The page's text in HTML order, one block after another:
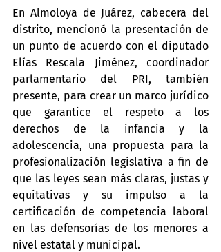
En Almoloya de Juárez, cabecera del
distrito, mencionó la presentación de
un punto de acuerdo con el diputado
Elías Rescala Jiménez, coordinador
parlamentario del PRI, también
presente, para crear un marco jurídico
que garantice el respeto a los
derechos de la infancia y la
adolescencia, una propuesta para la
profesionalización legislativa a fin de
que las leyes sean más claras, justas y
equitativas y su impulso a la
certificación de competencia laboral
en las defensorías de los menores a
nivel estatal y municipal.